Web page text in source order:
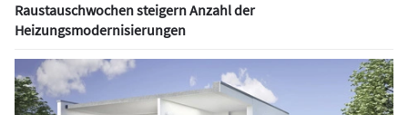
Raustauschwochen steigern Anzahl der
Heizungsmodernisierungen